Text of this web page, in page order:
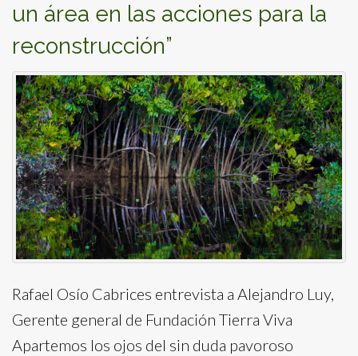
un área en las acciones para la
reconstrucción”
Rafael Osío Cabrices entrevista a Alejandro Luy,
Gerente general de Fundación Tierra Viva
Apartemos los ojos del sin duda pavoroso